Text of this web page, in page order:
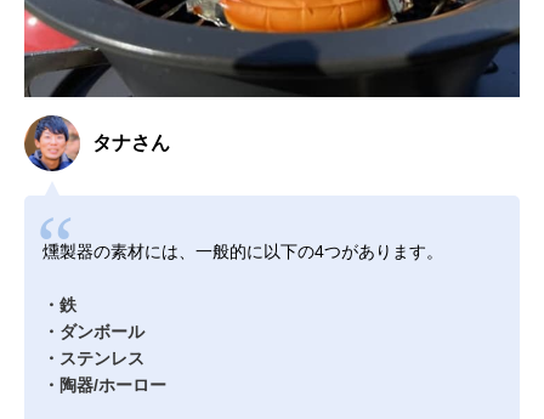
タナさん
燻製器の素材には、一般的に以下の4つがあります。
・鉄
・ダンボール
・ステンレス
・陶器/ホーロー